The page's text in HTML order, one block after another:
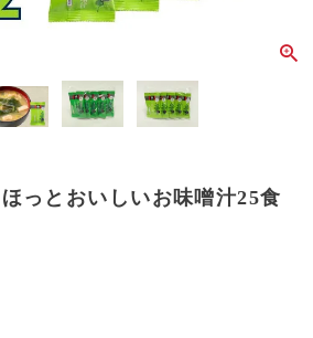
ほっとおいしいお味噌汁25食